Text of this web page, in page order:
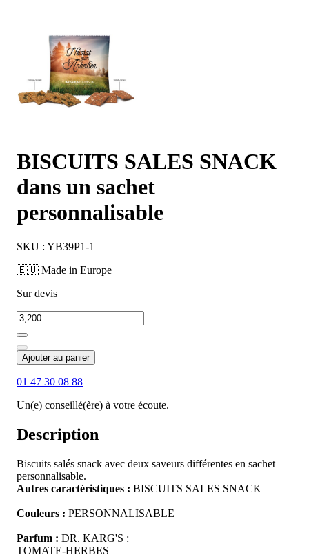
BISCUITS SALES SNACK
dans un sachet
personnalisable
SKU : YB39P1-1
🇪🇺 Made in Europe
Sur devis
Ajouter au panier
01 47 30 08 88
Un(e) conseillé(ère) à votre écoute.
Description
Biscuits salés snack avec deux saveurs différentes en sachet
personnalisable.
Autres caractéristiques : BISCUITS SALES SNACK
Couleurs : PERSONNALISABLE
Parfum : DR. KARG'S :
TOMATE-HERBES